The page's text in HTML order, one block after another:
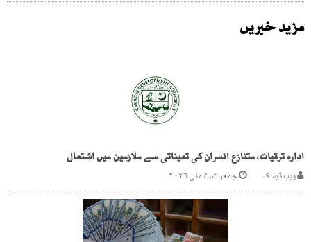
مزید خبریں
ادارہ ترقیات، متنازع افسران کی تعیناتی سے ملازمین میں اشتعال
ویب ڈیسک جمعرات, ۷ مئی ۲۰۲۶